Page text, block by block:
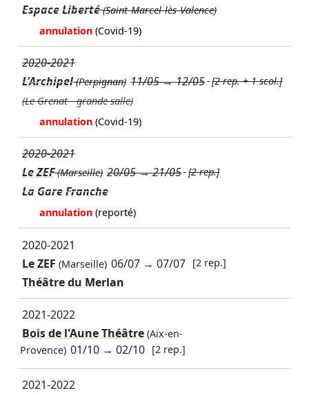
Espace Liberté (Saint-Marcel-lès-Valence)
annulation (Covid-19)
2020-2021
L'Archipel(Perpignan) 11/05→12/05 [2 rep. + 1 scol.]
(Le Grenat - grande salle)
annulation (Covid-19)
2020-2021
Le ZEF(Marseille) 20/05→21/05 [2 rep.]
La Gare Franche
annulation (reporté)
2020-2021
Le ZEF (Marseille) 06/07 →07/07 [2 rep.]
Théâtre du Merlan
2021-2022
Bois de l'Aune Théâtre(Aix-en-
Provence) 01/10 →02/10 [2 rep.]
2021-2022